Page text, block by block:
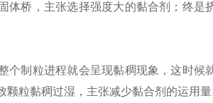
体桥，主张选择强度大的黏合剂；终
个制粒进程就会呈现黏稠现象，这时
粒黏稠过湿，主张减少黏合剂的运用量